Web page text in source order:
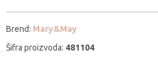
Brend: Mary&May
Šifra proizvoda: 481104